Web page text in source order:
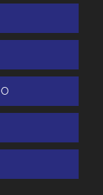
Inox
310L 4x2